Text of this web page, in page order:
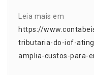
Leia mais em
https://
tributaria-do-iof-
amplia-custos-para-